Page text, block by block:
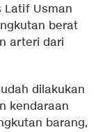
Latif Usman
berat
arteri dari
dilakukan
kendaraan
barang,